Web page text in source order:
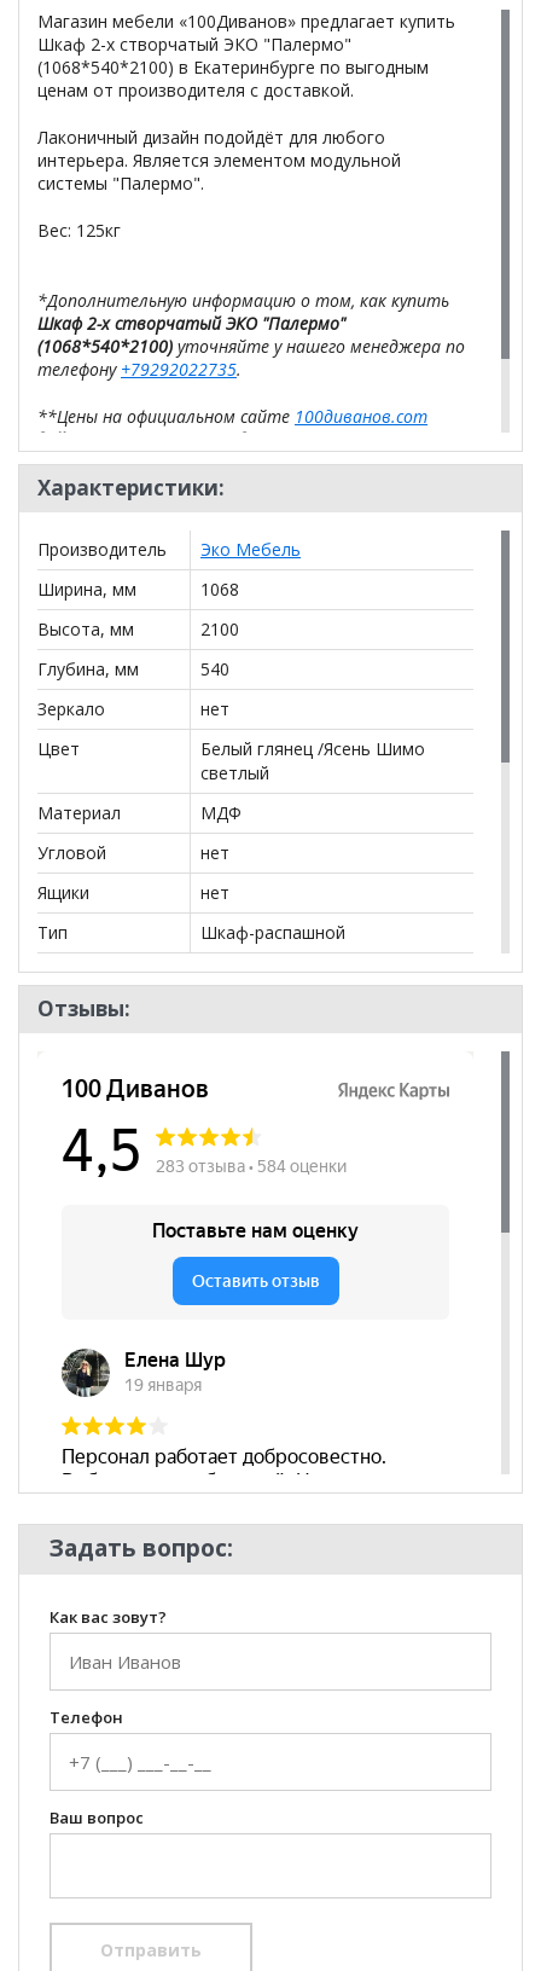
Магазин мебели «100Диванов» предлагает купить
Шкаф 2-х створчатый ЭКО "Палермо"
(1068*540*2100) в Екатеринбурге по выгодным
ценам от производителя с доставкой.
Лаконичный дизайн подойдёт для любого
интерьера. Является элементом модульной
системы "Палермо".
Вес: 125кг
*Дополнительную информацию о том, как купить
Шкаф 2-х створчатый ЭКО "Палермо"
(1068*540*2100) уточняйте у нашего менеджера по
телефону +79292022735.
**Цены на официальном сайте 100диванов.com
действительны только для интернет-магазина
могут отличаться от цен в розничных магазинах-
салонах сети!
Характеристики:
Производитель
Эко Мебель
Ширина, мм
1068
Высота, мм
2100
Глубина, мм
540
Зеркало
нет
Цвет
Белый глянец /Ясень Шимо
светлый
Материал
МДФ
Угловой
нет
Ящики
нет
Тип
Шкаф-распашной
Количество
дверей
2
Количество
5
Штанга
да
Бренд
Эко Мебель
Современный
Отзывы:
Задать вопрос:
Как вас зовут?
Телефон
Ваш вопрос
Отправить